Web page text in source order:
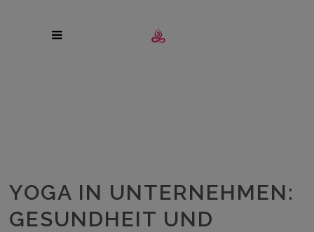
YOGA IN UNTERNEHMEN:
GESUNDHEIT UND